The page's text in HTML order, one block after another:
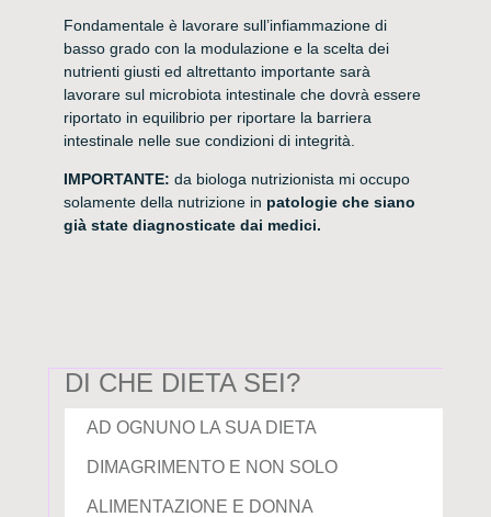
Fondamentale è lavorare sull’infiammazione di
basso grado con la modulazione e la scelta dei
nutrienti giusti ed altrettanto importante sarà
lavorare sul microbiota intestinale che dovrà essere
riportato in equilibrio per riportare la barriera
intestinale nelle sue condizioni di integrità.
IMPORTANTE:da biologa nutrizionista mi occupo
solamente della nutrizione in patologie che siano
già state diagnosticate dai medici.
DI CHE DIETA SEI?
AD OGNUNO LA SUA DIETA
DIMAGRIMENTO E NON SOLO
ALIMENTAZIONE E DONNA